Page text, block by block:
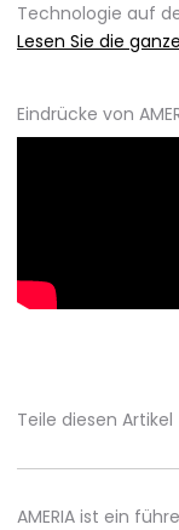
Technologie auf
Lesen Sie die
Eindrücke von
Teile diesen Artikel
AMERIA ist ein